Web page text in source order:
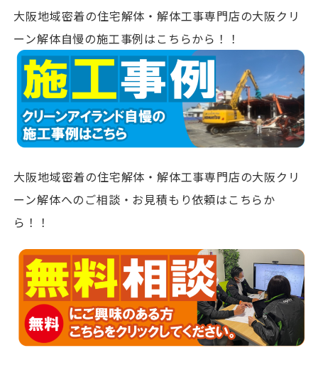
大阪地域密着の住宅解体・解体工事専門店の大阪クリ
ーン解体自慢の施工事例はこちらから！！
大阪地域密着の住宅解体・解体工事専門店の大阪クリ
ーン解体へのご相談・お見積もり依頼はこちらか
ら！！